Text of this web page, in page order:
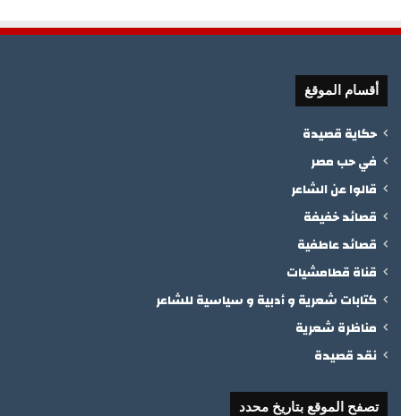
أقسام الموقغ
حكاية قصيدة
في حب مصر
قالوا عن الشاعر
قصائد خفيفة
قصائد عاطفية
قناة قطامشيات
كتابات شعرية و أدبية و سياسية للشاعر
مناظرة شعرية
نقد قصيدة
تصفح الموقع بتاريخ محدد